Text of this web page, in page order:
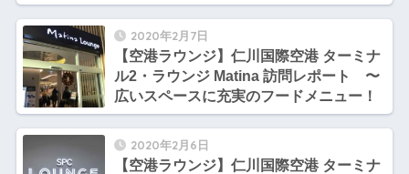
ラウンジ
2020年2月7日
【空港ラウンジ】仁川国際空港 ターミナ
ル2・ラウンジ Matina 訪問レポート 〜
広いスペースに充実のフードメニュー！
2020年2月6日
【空港ラウンジ】仁川国際空港 ターミナ